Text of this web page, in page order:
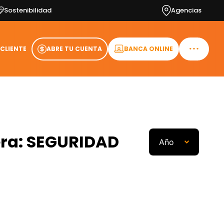
Sostenibilidad Agencias
ABRE TU CUENTA BANCA ONLINE
SEGURIDAD